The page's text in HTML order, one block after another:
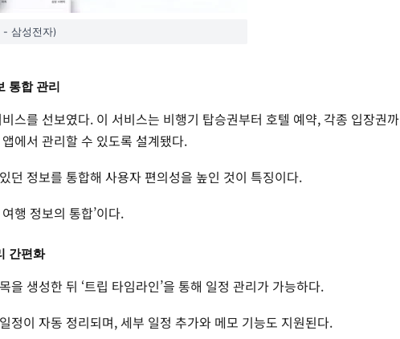
- 삼성전자)
통합 관리
비스를 선보였다. 이 서비스는 비행기 탑승권부터 호텔 예약, 각종 입장권까
에서 관리할 수 있도록 설계됐다.
던 정보를 통합해 사용자 편의성을 높인 것이 특징이다.
행 정보의 통합’이다.
간편화
을 생성한 뒤 ‘트립 타임라인’을 통해 일정 관리가 가능하다.
정이 자동 정리되며, 세부 일정 추가와 메모 기능도 지원된다.